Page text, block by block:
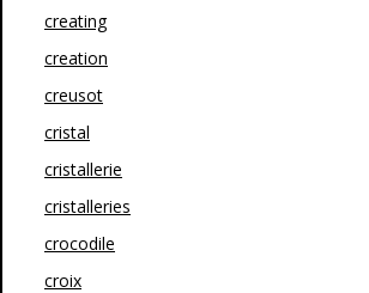
creating
creation
creusot
cristal
cristallerie
cristalleries
crocodile
croix